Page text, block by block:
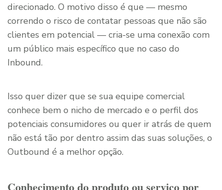
direcionado. O motivo disso é que — mesmo
correndo o risco de contatar pessoas que não são
clientes em potencial — cria-se uma conexão com
um público mais específico que no caso do
Inbound.
Isso quer dizer que se sua equipe comercial
conhece bem o nicho de mercado e o perfil dos
potenciais consumidores ou quer ir atrás de quem
não está tão por dentro assim das suas soluções, o
Outbound é a melhor opção.